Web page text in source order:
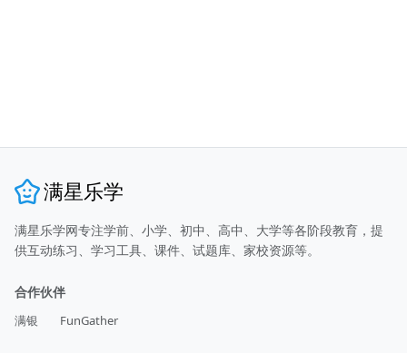
满星乐学
满星乐学网专注学前、小学、初中、高中、大学等各阶段教育，提
供互动练习、学习工具、课件、试题库、家校资源等。
合作伙伴
满银 FunGather